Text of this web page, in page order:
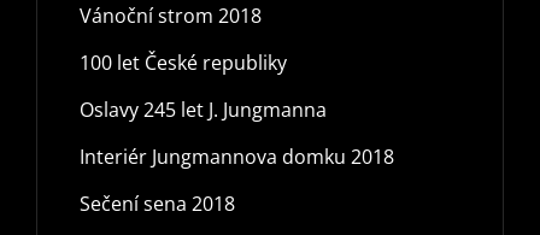
Vánoční strom 2018
100 let České republiky
Oslavy 245 let J. Jungmanna
Interiér Jungmannova domku 2018
Sečení sena 2018